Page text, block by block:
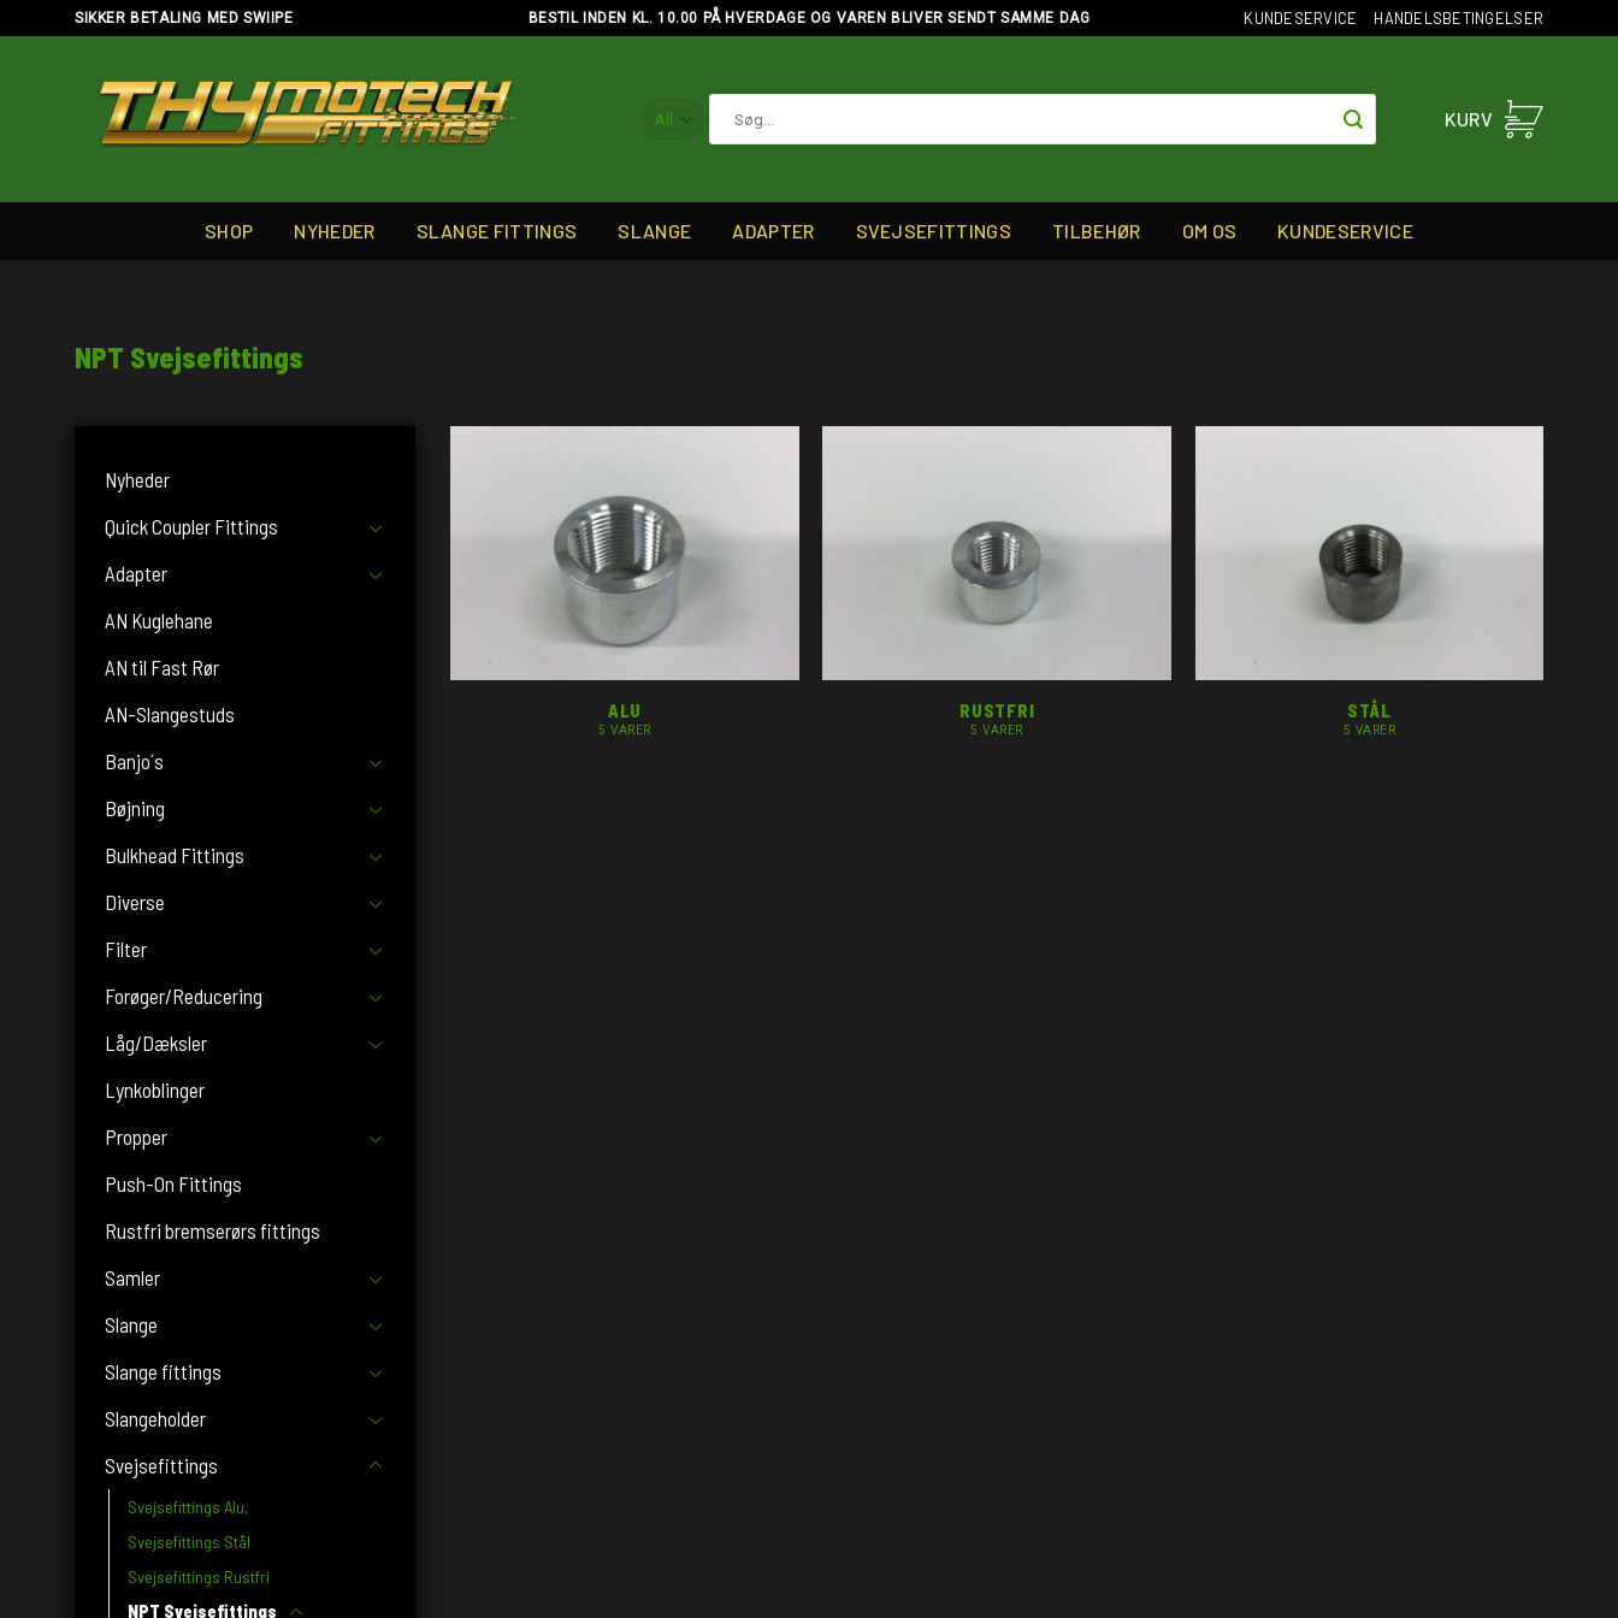
to
SIKKER BETALING MED SWIIPE BESTIL INDEN KL. 10.00 PÅ HVERDAGE OG VAREN BLIVER SENDT SAMME DAG KUNDESERVICE HANDELSBETINGELSER
efter:
KURV
SHOP NYHEDER SLANGE FITTINGS SLANGE ADAPTER SVEJSEFITTINGS TILBEHØR OM OS KUNDESERVICE
NPT Svejsefittings
Nyheder
Quick Coupler Fittings
Adapter
AN Kuglehane
AN til Fast Rør
AN-Slangestuds
Banjo´s
Bøjning
Bulkhead Fittings
Diverse
Filter
Forøger/Reducering
Låg/Dæksler
Lynkoblinger
Propper
Push-On Fittings
Rustfri bremserørs fittings
Samler
Slange
Slange fittings
Slangeholder
Svejsefittings
Svejsefittings Alu,
Svejsefittings Stål
Svejsefittings Rustfri
NPT Svejsefittings
ALU
5 VARER
RUSTFRI
5 VARER
STÅL
5 VARER